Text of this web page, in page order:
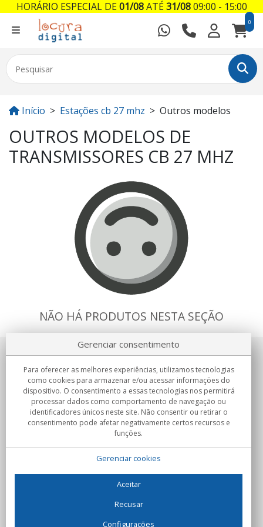
0
Início Estações cb 27 mhz Outros modelos
OUTROS MODELOS DE
TRANSMISSORES CB 27 MHZ
NÃO HÁ PRODUTOS NESTA SEÇÃO
Sobre nosotros
Compromissos
Compras
Gerenciar consentimento
Para oferecer as melhores experiências, utilizamos tecnologias
como cookies para armazenar e/ou acessar informações do
dispositivo. O consentimento a essas tecnologias nos permitirá
processar dados como comportamento de navegação ou
identificadores únicos neste site. Não consentir ou retirar o
consentimento pode afetar negativamente certos recursos e
funções.
Gerenciar cookies
Aceitar
Recusar
Configurações
HORÁRIO ESPECIAL DE01/08ATÉ31/0809:00 - 15:00